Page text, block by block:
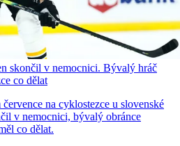
skončil v nemocnici. Bývalý hráč
co dělat
na cyklostezce u slovenské
v nemocnici, bývalý obránce
co dělat.